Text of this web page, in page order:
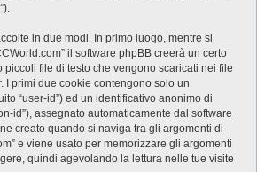
in due modi. In primo luogo, mentre si
il software phpBB creerà un certo
piccoli file di testo che vengono scaricati nei file
I primi due cookie contengono solo un
“user-id”) ed un identificativo anonimo di
id”), assegnato automaticamente dal software
creato quando si naviga tra gli argomenti di
e viene usato per memorizzare gli argomenti
quindi agevolando la lettura nelle tue visite